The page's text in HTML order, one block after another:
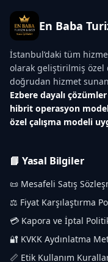
En Baba
İstanbul’daki tüm
olarak geliştirilmiş özel
doğrudan hizmet
Ezbere dayalı
hibrit operasyon
özel çalışma modeli
📘 Yasal Bilgiler
📜 Mesafeli Satış
⚖️ Fiyat Karşılaştırma
💳 Kapora ve İptal
🔐 KVKK Aydınlatma
📏 Etik Kullanım